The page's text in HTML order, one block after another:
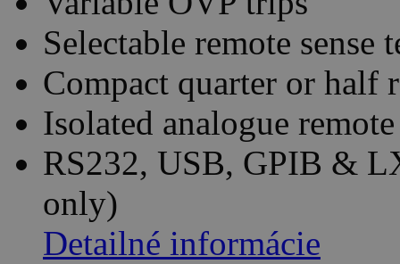
Selectable remote sense
Compact quarter or half
Isolated analogue
RS232, USB, GPIB &
only)
Detailné informácie